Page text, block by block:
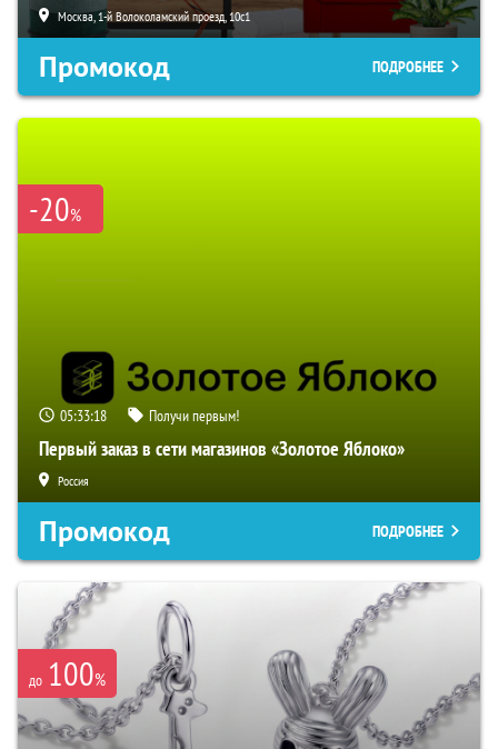
Москва, 1-й Волоколамский проезд, 10с1
Промокод ПОДРОБНЕЕ
-20%
05:33:17 Получи первым!
Первый заказ в сети магазинов «Золотое Яблоко»
Россия
Промокод ПОДРОБНЕЕ
до 100%